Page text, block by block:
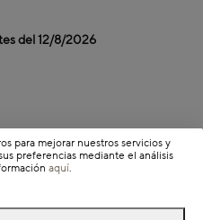
del12/8/2026
para mejorar nuestros servicios y
preferencias mediante el análisis
aquí.